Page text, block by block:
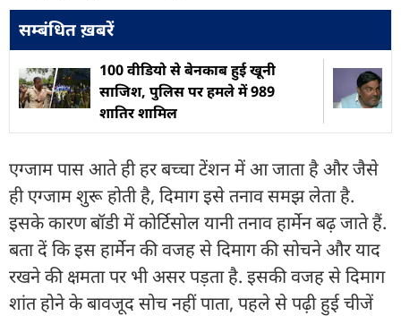
सम्बंधित ख़बरें
100 वीडियो से बेनकाब हुई खूनी
साजिश, पुलिस पर हमले में 989
शातिर शामिल
एग्जाम पास आते ही हर बच्चा टेंशन में आ जाता है और जैसे
ही एग्जाम शुरू होती है, दिमाग इसे तनाव समझ लेता है.
इसके कारण बॉडी में कोर्टिसोल यानी तनाव हार्मेन बढ़ जाते हैं.
बता दें कि इस हार्मेन की वजह से दिमाग की सोचने और याद
रखने की क्षमता पर भी असर पड़ता है. इसकी वजह से दिमाग
शांत होने के बावजूद सोच नहीं पाता, पहले से पढ़ी हुई चीजें